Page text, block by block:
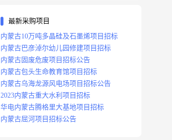
最新采购项目
内蒙古10万吨多晶硅及石墨烯项目招标
内蒙古巴彦淖尔幼儿园修建项目招标
内蒙古固废危废项目招标公告
内蒙古包头生命教育馆项目招标
内蒙古乌海龙源风电场项目招标公告
2023内蒙古重大水利项目招标
华电内蒙古腾格里大基地项目招标
内蒙古屈河项目招标公告